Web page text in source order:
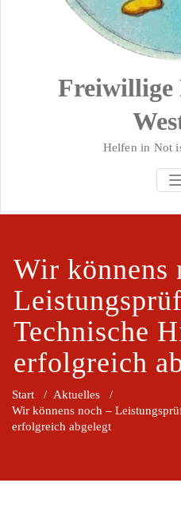
Freiwillige
Helfen in Not
Wir könnens
Technische
erfolgreich
Start / Aktuelles /
Wir könnens noch –
erfolgreich abgelegt